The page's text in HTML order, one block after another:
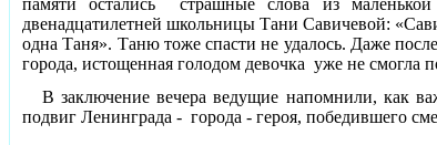
памяти остались страшные слова из маленькой
двенадцатилетней школьницы Тани Савичевой:
одна Таня». Таню тоже спасти не удалось. Даже
города, истощенная голодом девочка уже не смогла
В заключение вечера ведущие напомнили, как
подвиг Ленинграда - города - героя, победившего